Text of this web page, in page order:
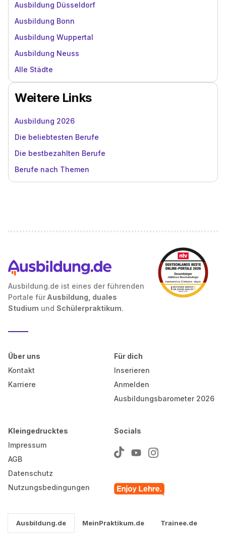
Ausbildung Düsseldorf
Ausbildung Bonn
Ausbildung Wuppertal
Ausbildung Neuss
Alle Städte
Weitere Links
Ausbildung 2026
Die beliebtesten Berufe
Die bestbezahlten Berufe
Berufe nach Themen
Ausbildung.de ist eines der führenden
Portale für Ausbildung, duales
Studium und Schülerpraktikum.
Über uns
Kontakt
Karriere
Für dich
Inserieren
Anmelden
Ausbildungsbarometer 2026
Kleingedrucktes
Impressum
AGB
Datenschutz
Nutzungsbedingungen
Socials
Ausbildung.de MeinPraktikum.de
Trainee.de